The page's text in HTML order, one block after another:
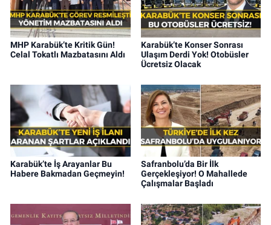
MHP Karabük’te Kritik Gün!
Celal Tokatlı Mazbatasını Aldı
Karabük’te Konser Sonrası
Ulaşım Derdi Yok! Otobüsler
Ücretsiz Olacak
Karabük’te İş Arayanlar Bu
Habere Bakmadan Geçmeyin!
Safranbolu’da Bir İlk
Gerçekleşiyor! O Mahallede
Çalışmalar Başladı